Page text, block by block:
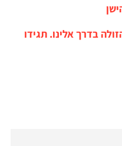
בדרך אלינו. תגידו